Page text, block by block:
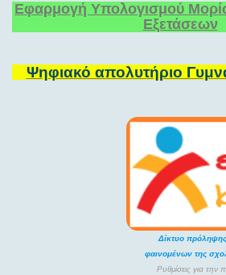
Εφαρμογή Υπολογισμού
Εξετάσεων
Ψηφιακό απολυτήριο
Δίκτυο
φαινομένων της
Ρυθμίσεις για την